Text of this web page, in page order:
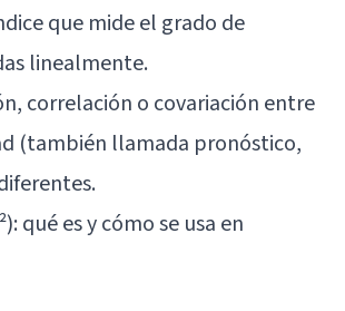
que mide el grado de
linealmente.
correlación o covariación entre
(también llamada pronóstico,
qué es y cómo se usa en